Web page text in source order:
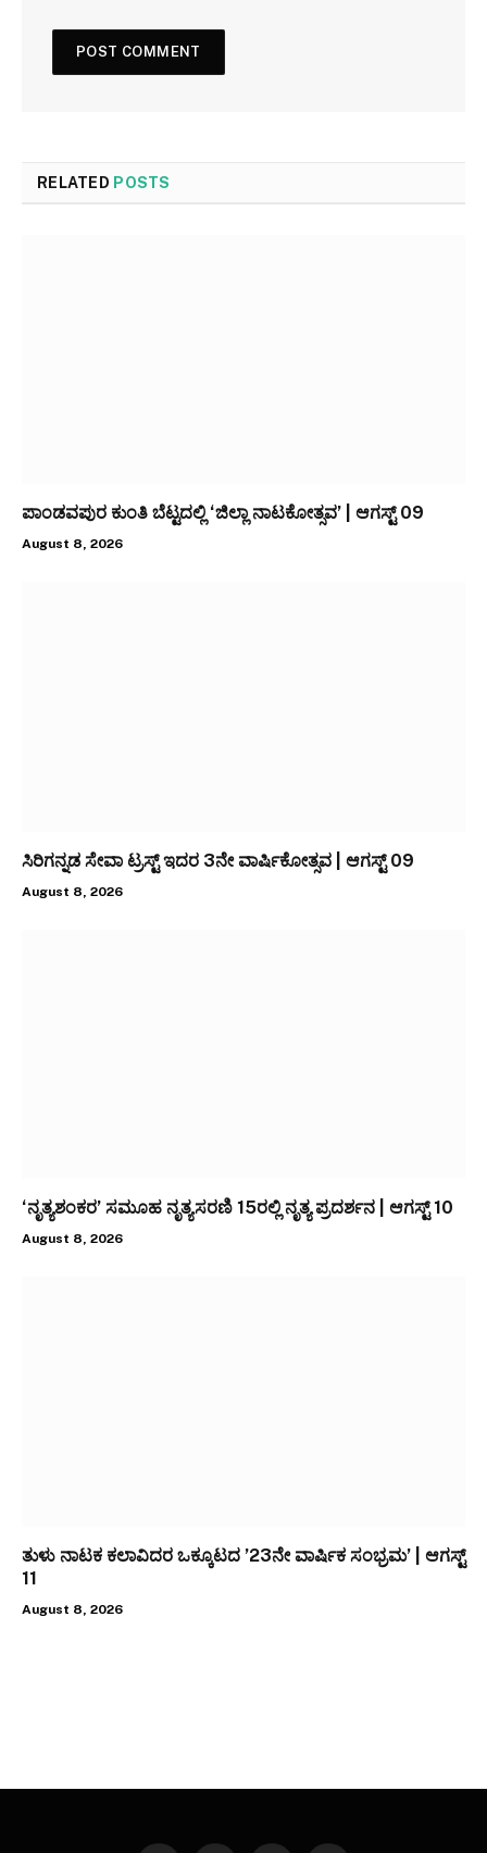
RELATED POSTS
ಪಾಂಡವಪುರ ಕುಂತಿ ಬೆಟ್ಟದಲ್ಲಿ ‘ಜಿಲ್ಲಾ ನಾಟಕೋತ್ಸವ’ | ಆಗಸ್ಟ್ 09
August 8, 2026
ಸಿರಿಗನ್ನಡ ಸೇವಾ ಟ್ರಸ್ಟ್ ಇದರ 3ನೇ ವಾರ್ಷಿಕೋತ್ಸವ | ಆಗಸ್ಟ್ 09
August 8, 2026
‘ನೃತ್ಯಶಂಕರ’ ಸಮೂಹ ನೃತ್ಯಸರಣಿ 15ರಲ್ಲಿ ನೃತ್ಯ ಪ್ರದರ್ಶನ | ಆಗಸ್ಟ್ 10
August 8, 2026
ತುಳು ನಾಟಕ ಕಲಾವಿದರ ಒಕ್ಕೂಟದ ’23ನೇ ವಾರ್ಷಿಕ ಸಂಭ್ರಮ’ | ಆಗಸ್ಟ್
11
August 8, 2026